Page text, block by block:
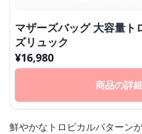
マザーズバッグ 大容量ト
ズリュック
¥16,980
商品の詳
鮮やかなトロピカルパターン